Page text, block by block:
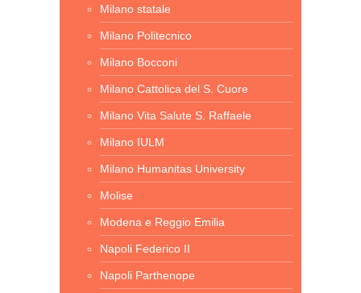
Milano statale
Milano Politecnico
Milano Bocconi
Milano Cattolica del S. Cuore
Milano Vita Salute S. Raffaele
Milano IULM
Milano Humanitas University
Molise
Modena e Reggio Emilia
Napoli Federico II
Napoli Parthenope